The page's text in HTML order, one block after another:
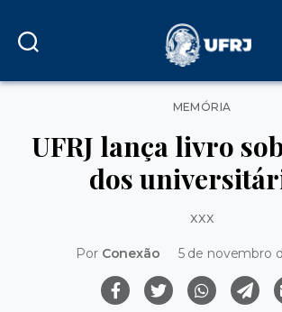
Categorias
MEMÓRIA
UFRJ lança livro
dos
xxx
Por Conexão 5 de novembro